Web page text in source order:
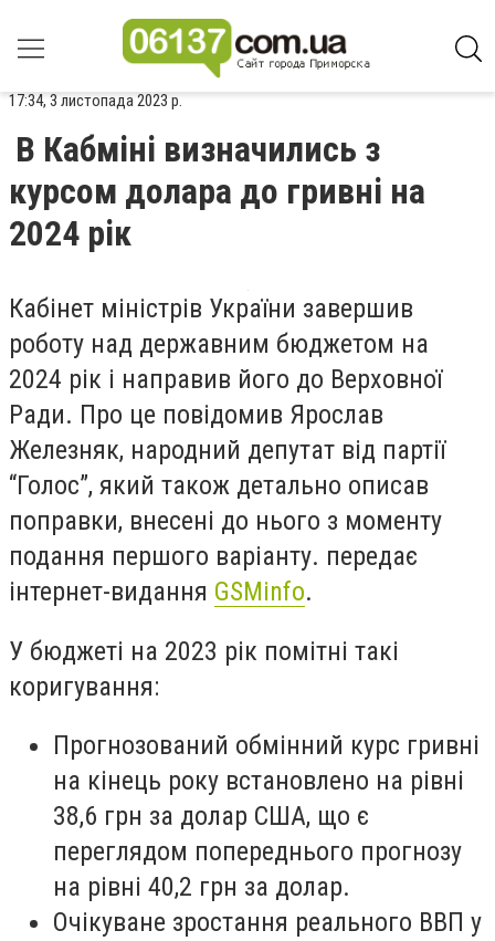
17:34, 3 листопада 2023 р.
В Кабміні визначились з
курсом долара до гривні на
2024 рік
Кабінет міністрів України завершив
роботу над державним бюджетом на
2024 рік і направив його до Верховної
Ради. Про це повідомив Ярослав
Железняк, народний депутат від партії
“Голос”, який також детально описав
поправки, внесені до нього з моменту
подання першого варіанту. передає
інтернет-видання GSMinfo.
У бюджеті на 2023 рік помітні такі
коригування:
Прогнозований обмінний курс гривні
на кінець року встановлено на рівні
38,6 грн за долар США, що є
переглядом попереднього прогнозу
на рівні 40,2 грн за долар.
Очікуване зростання реального ВВП у